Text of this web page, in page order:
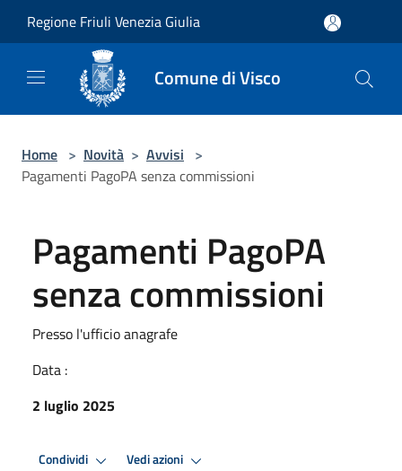
Regione Friuli Venezia Giulia
Comune di Visco
Home > Novità > Avvisi >
Pagamenti PagoPA senza commissioni
Pagamenti PagoPA
senza commissioni
Presso l'ufficio anagrafe
Data :
2 luglio 2025
Condividi Vedi azioni